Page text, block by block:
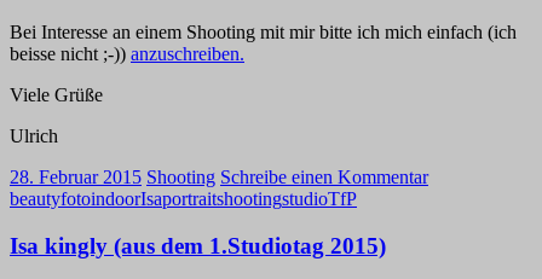
Bei Interesse an einem Shooting mit mir bitte ich mich einfach (ich
beisse nicht ;-)) anzuschreiben.
Viele Grüße
Ulrich
28. Februar 2015 Shooting Schreibe einen Kommentar
beautyfotoindoorIsaportraitshootingstudioTfP
Isa kingly (aus dem 1.Studiotag 2015)